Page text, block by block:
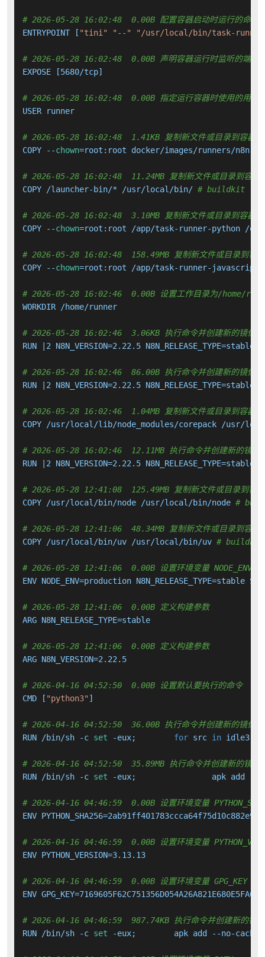
# 2026-05-28 16:02:48  0.00B 配置容器启动时运行的命令
ENTRYPOINT [ "tini" "--" "/usr/local/bin/task-
# 2026-05-28 16:02:48  0.00B 声明容器运行时监听的端口
EXPOSE [5680/tcp]
# 2026-05-28 16:02:48  0.00B 指定运行容器时使用的用户
USER runner
# 2026-05-28 16:02:48  1.41KB 复制新文件或目录到容器中
COPY --chown=root:root docker/images/runners/
# 2026-05-28 16:02:48  11.24MB 复制新文件或目录到容器
COPY /launcher-bin/* /usr/local/bin/ # buildkit
# 2026-05-28 16:02:48  3.10MB 复制新文件或目录到容器中
COPY --chown=root:root /app/task-runner-python /
# 2026-05-28 16:02:48  158.49MB 复制新文件或目录到容
COPY --chown=root:root /app/task-runner-
# 2026-05-28 16:02:46  0.00B 设置工作目录为/home/
WORKDIR /home/runner
# 2026-05-28 16:02:46  3.06KB 执行命令并创建新的镜像层
RUN |2 N8N_VERSION=2.22.5
# 2026-05-28 16:02:46  86.00B 执行命令并创建新的镜像层
RUN |2 N8N_VERSION=2.22.5
# 2026-05-28 16:02:46  1.04MB 复制新文件或目录到容器中
COPY /usr/local/lib/node_modules/corepack /usr/
# 2026-05-28 16:02:46  12.11MB 执行命令并创建新的镜像
RUN |2 N8N_VERSION=2.22.5
# 2026-05-28 12:41:08  125.49MB 复制新文件或目录到容
COPY /usr/local/bin/node /usr/local/bin/node #
# 2026-05-28 12:41:06  48.34MB 复制新文件或目录到容器
COPY /usr/local/bin/uv /usr/local/bin/uv # buildkit
# 2026-05-28 12:41:06  0.00B 设置环境变量 NODE_ENV
ENV NODE_ENV=production N8N_RELEASE_TYPE=stable
# 2026-05-28 12:41:06  0.00B 定义构建参数
ARG N8N_RELEASE_TYPE=stable
# 2026-05-28 12:41:06  0.00B 定义构建参数
ARG N8N_VERSION=2.22.5
# 2026-04-16 04:52:50  0.00B 设置默认要执行的命令
CMD [ "python3" ]
# 2026-04-16 04:52:50  36.00B 执行命令并创建新的镜像层
RUN /bin/sh -c set for src in idle3
# 2026-04-16 04:52:50  35.89MB 执行命令并创建新的镜像
RUN /bin/sh -c set
# 2026-04-16 04:46:59  0.00B 设置环境变量
ENV
# 2026-04-16 04:46:59  0.00B 设置环境变量
ENV PYTHON_VERSION=3.13.13
# 2026-04-16 04:46:59  0.00B 设置环境变量 GPG_KEY
ENV
# 2026-04-16 04:46:59  987.74KB 执行命令并创建新的镜
RUN /bin/sh -c set